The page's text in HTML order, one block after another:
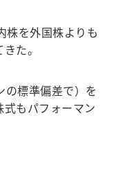
株を外国株よりも
た。
標準偏差で）を
もパフォーマン